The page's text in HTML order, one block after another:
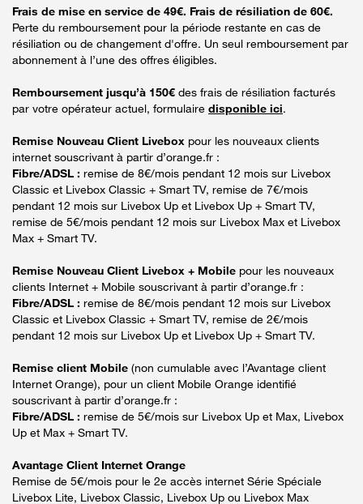
Frais de mise en service de 49€. Frais de résiliation de 60€.
Perte du remboursement pour la période restante en cas de
résiliation ou de changement d'offre. Un seul remboursement par
abonnement à l’une des offres éligibles.
Remboursement jusqu’à 150€ des frais de résiliation facturés
par votre opérateur actuel, formulaire disponible ici.
Remise Nouveau Client Livebox pour les nouveaux clients
internet souscrivant à partir d’orange.fr :
Fibre/ADSL : remise de 8€/mois pendant 12 mois sur Livebox
Classic et Livebox Classic + Smart TV, remise de 7€/mois
pendant 12 mois sur Livebox Up et Livebox Up + Smart TV,
remise de 5€/mois pendant 12 mois sur Livebox Max et Livebox
Max + Smart TV.
Remise Nouveau Client Livebox + Mobile pour les nouveaux
clients Internet + Mobile souscrivant à partir d’orange.fr :
Fibre/ADSL : remise de 8€/mois pendant 12 mois sur Livebox
Classic et Livebox Classic + Smart TV, remise de 2€/mois
pendant 12 mois sur Livebox Up et Livebox Up + Smart TV.
Remise client Mobile (non cumulable avec l’Avantage client
Internet Orange), pour un client Mobile Orange identifié
souscrivant à partir d’orange.fr :
Fibre/ADSL : remise de 5€/mois sur Livebox Up et Max, Livebox
Up et Max + Smart TV.
Avantage Client Internet Orange
Remise de 5€/mois pour le 2e accès internet Série Spéciale
Livebox Lite, Livebox Classic, Livebox Up ou Livebox Max